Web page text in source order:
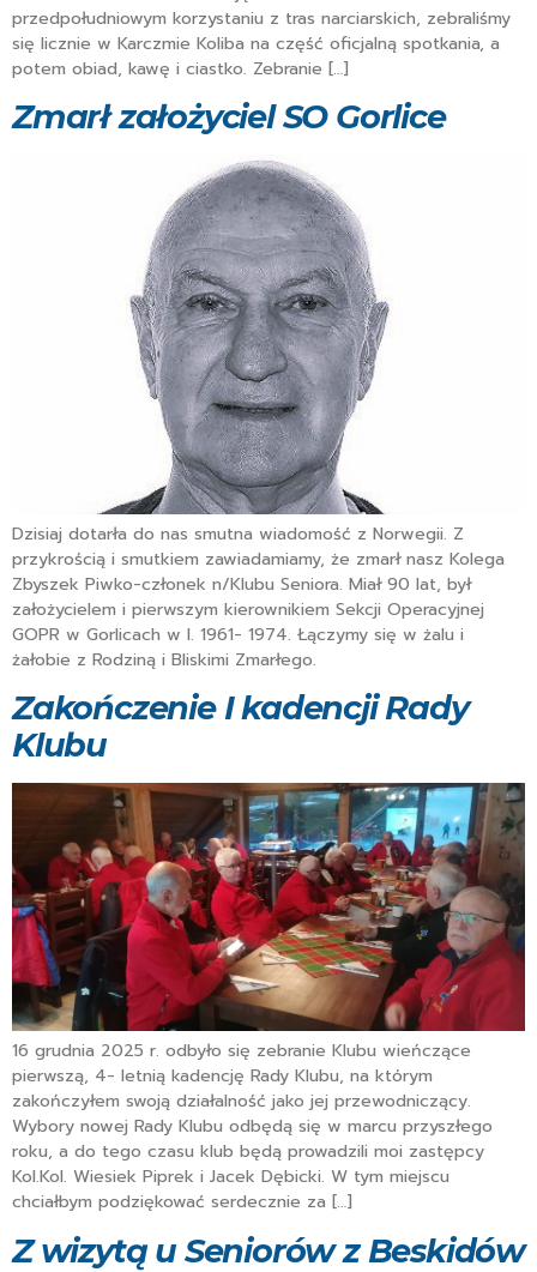
przedpołudniowym korzystaniu z tras narciarskich, zebraliśmy
się licznie w Karczmie Koliba na część oficjalną spotkania, a
potem obiad, kawę i ciastko. Zebranie […]
Zmarł założyciel SO Gorlice
Dzisiaj dotarła do nas smutna wiadomość z Norwegii. Z
przykrością i smutkiem zawiadamiamy, że zmarł nasz Kolega
Zbyszek Piwko-członek n/Klubu Seniora. Miał 90 lat, był
założycielem i pierwszym kierownikiem Sekcji Operacyjnej
GOPR w Gorlicach w l. 1961- 1974. Łączymy się w żalu i
żałobie z Rodziną i Bliskimi Zmarłego.
Zakończenie I kadencji Rady
Klubu
16 grudnia 2025 r. odbyło się zebranie Klubu wieńczące
pierwszą, 4- letnią kadencję Rady Klubu, na którym
zakończyłem swoją działalność jako jej przewodniczący.
Wybory nowej Rady Klubu odbędą się w marcu przyszłego
roku, a do tego czasu klub będą prowadzili moi zastępcy
Kol.Kol. Wiesiek Piprek i Jacek Dębicki. W tym miejscu
chciałbym podziękować serdecznie za […]
Z wizytą u Seniorów z Beskidów